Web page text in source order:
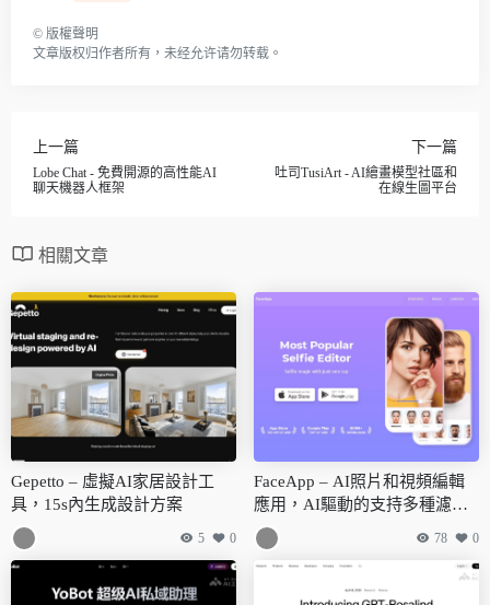
© 版權聲明
文章版权归作者所有，未经允许请勿转载。
上一篇
Lobe Chat - 免費開源的高性能AI
聊天機器人框架
下一篇
吐司TusiArt - AI繪畫模型社區和
在線生圖平台
相關文章
Gepetto – 虛擬AI家居設計工
具，15s內生成設計方案
5 0
FaceApp – AI照片和視頻編輯
應用，AI驅動的支持多種濾鏡
效果
78 0